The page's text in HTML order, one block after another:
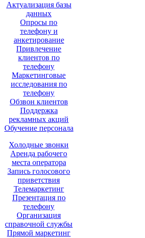
Актуализация базы
данных
Опросы по
телефону и
анкетирование
Привлечение
клиентов по
телефону
Маркетинговые
исследования по
телефону
Обзвон клиентов
Поддержка
рекламных акций
Обучение персонала
Холодные звонки
Аренда рабочего
места оператора
Запись голосового
приветствия
Телемаркетинг
Презентация по
телефону
Организация
справочной службы
Прямой маркетинг